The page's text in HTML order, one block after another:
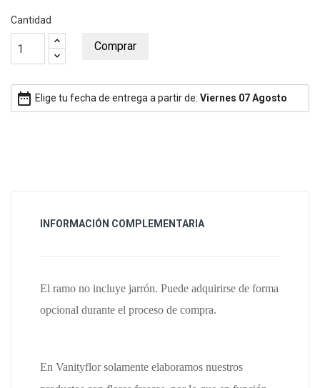
Cantidad
Comprar
date_range Elige tu fecha de entrega a partir de: Viernes 07 Agosto
INFORMACIÓN COMPLEMENTARIA
El ramo no incluye jarrón. Puede adquirirse de forma
opcional durante el proceso de compra.
En Vanityflor solamente elaboramos nuestros